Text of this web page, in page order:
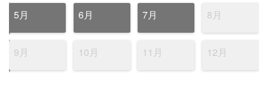
5月 6月 7月 8月
9月 10月 11月 12月